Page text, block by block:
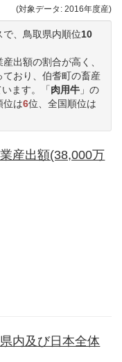
(対象データ: 2016年度産)
、鳥取県内順位10
出額の割合が高く、
ており、伯耆町の畜産
ます。「肉用牛 」の
位は6位、全国順位は
産出額(38,000万
内及び日本全体